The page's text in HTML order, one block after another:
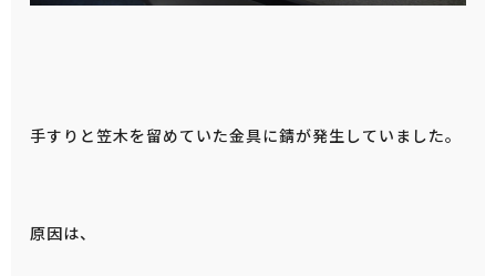
手すりと笠木を留めていた金具に錆が発生していました。
原因は、